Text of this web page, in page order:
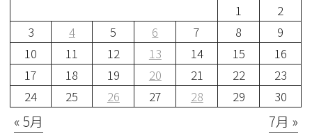
1
2
3
4 5 6 7 8
9
10
11 12 13 14 15
16
17
18 19 20 21 22
23
24
25 26 27 28 29 30
« 5月 7月 »